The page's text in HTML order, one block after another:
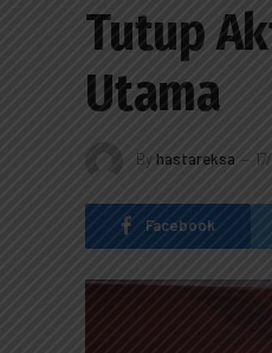
Tutup
Utama
By hastareksa
Facebook